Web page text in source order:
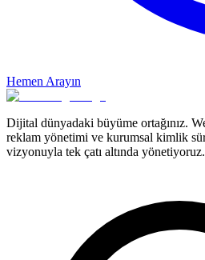
Hemen Arayın
Dijital dünyadaki büyüme ortağınız.
reklam yönetimi ve kurumsal kimlik
vizyonuyla tek çatı altında yönetiyoruz.